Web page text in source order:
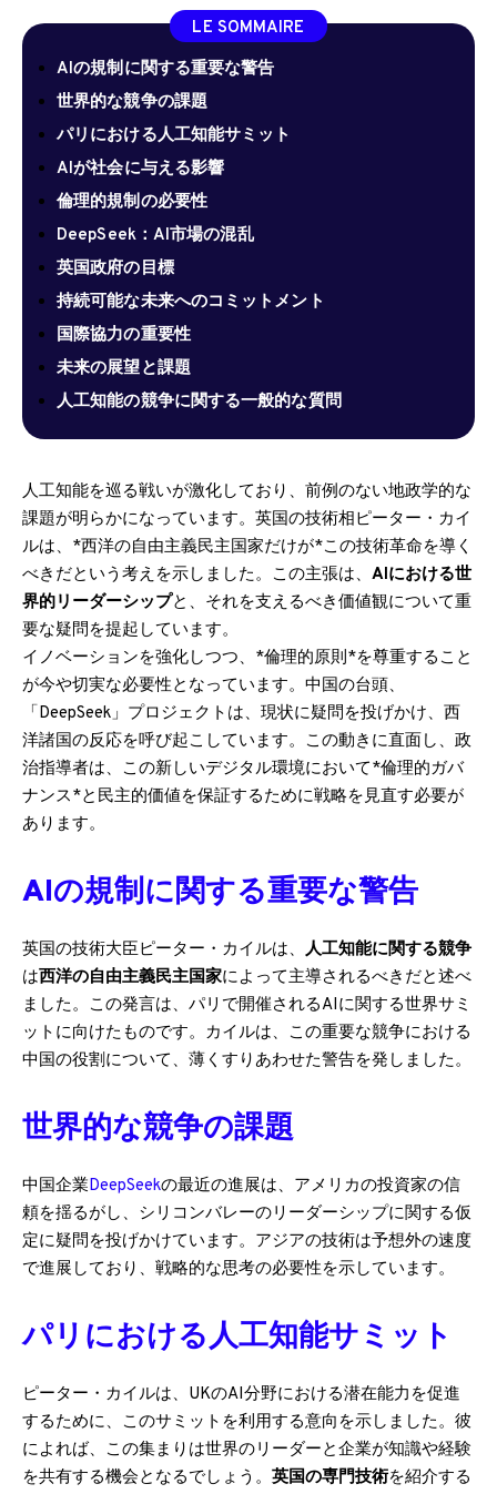
LE SOMMAIRE
AIの規制に関する重要な警告
世界的な競争の課題
パリにおける人工知能サミット
AIが社会に与える影響
倫理的規制の必要性
DeepSeek：AI市場の混乱
英国政府の目標
持続可能な未来へのコミットメント
国際協力の重要性
未来の展望と課題
人工知能の競争に関する一般的な質問
人工知能を巡る戦いが激化しており、前例のない地政学的な
課題が明らかになっています。英国の技術相ピーター・カイ
ルは、*西洋の自由主義民主国家だけが*この技術革命を導く
べきだという考えを示しました。この主張は、 AIにおける世
界的リーダーシップと、それを支えるべき価値観について重
要な疑問を提起しています。
イノベーションを強化しつつ、*倫理的原則*を尊重すること
が今や切実な必要性となっています。中国の台頭、
「DeepSeek」プロジェクトは、現状に疑問を投げかけ、西
洋諸国の反応を呼び起こしています。この動きに直面し、政
治指導者は、この新しいデジタル環境において*倫理的ガバ
ナンス*と民主的価値を保証するために戦略を見直す必要が
あります。
AIの規制に関する重要な警告
英国の技術大臣ピーター・カイルは、 人工知能に関する競争
は西洋の自由主義民主国家によって主導されるべきだと述べ
ました。この発言は、パリで開催されるAIに関する世界サミ
ットに向けたものです。カイルは、この重要な競争における
中国の役割について、薄くすりあわせた警告を発しました。
世界的な競争の課題
中国企業DeepSeekの最近の進展は、アメリカの投資家の信
頼を揺るがし、シリコンバレーのリーダーシップに関する仮
定に疑問を投げかけています。アジアの技術は予想外の速度
で進展しており、戦略的な思考の必要性を示しています。
パリにおける人工知能サミット
ピーター・カイルは、UKのAI分野における潜在能力を促進
するために、このサミットを利用する意向を示しました。彼
によれば、この集まりは世界のリーダーと企業が知識や経験
を共有する機会となるでしょう。 英国の専門技術を紹介する